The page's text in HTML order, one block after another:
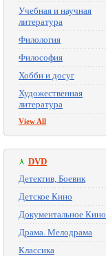
Учебная и научная
литература
Филология
Философия
Хобби и досуг
Художественная
литература
View All
DVD
Детектив, Боевик
Детское Кино
Документальное Кино
Драма. Мелодрама
Классика